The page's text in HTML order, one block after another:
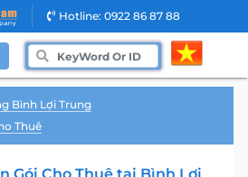
Hotline: 0922 86 87 88
Bình Lợi Trung
Thuê